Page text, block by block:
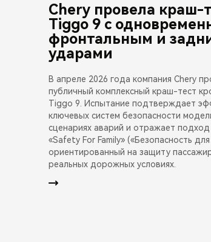
Chery провела краш-
Tiggo 9 с
фронтальным и
ударами
В апреле 2026 года компания Chery
публичный комплексный краш-тест
Tiggo 9. Испытание подтверждает
ключевых систем безопасности
сценариях аварий и отражает
«Safety For Family» («Безопасность для
ориентированный на защиту
реальных дорожных условиях.